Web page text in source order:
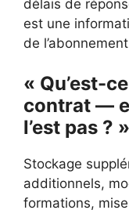
délais de
est une
de
« Qu’est-
contrat —
l’est pas ? »
Stockage
additionnels,
formations,